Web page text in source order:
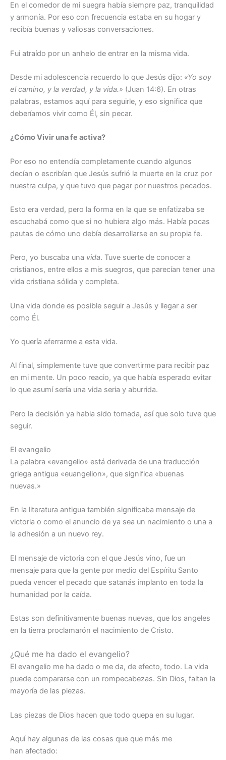
En el comedor de mi suegra había siempre paz, tranquilidad
y armonía. Por eso con frecuencia estaba en su hogar y
recibía buenas y valiosas conversaciones.
Fui atraído por un anhelo de entrar en la misma vida.
Desde mi adolescencia recuerdo lo que Jesús dijo: «Yo soy
el camino, y la verdad, y la vida.» (Juan 14:6). En otras
palabras, estamos aquí para seguirle, y eso significa que
deberíamos vivir como Él, sin pecar.
¿Cómo Vivir una fe activa?
Por eso no entendía completamente cuando algunos
decían o escribían que Jesús sufrió la muerte en la cruz por
nuestra culpa, y que tuvo que pagar por nuestros pecados.
Esto era verdad, pero la forma en la que se enfatizaba se
escuchabá como que si no hubiera algo más. Había pocas
pautas de cómo uno debía desarrollarse en su propia fe.
Pero, yo buscaba una vida. Tuve suerte de conocer a
cristianos, entre ellos a mis suegros, que parecían tener una
vida cristiana sólida y completa.
Una vida donde es posible seguir a Jesús y llegar a ser
como Él.
Yo quería aferrarme a esta vida.
Al final, simplemente tuve que convertirme para recibir paz
en mi mente. Un poco reacio, ya que había esperado evitar
lo que asumí sería una vida seria y aburrida.
Pero la decisión ya habia sido tomada, así que solo tuve que
seguir.
El evangelio
La palabra «evangelio» está derivada de una traducción
griega antigua «euangelion», que significa «buenas
nuevas.»
En la literatura antigua también significaba mensaje de
victoria o como el anuncio de ya sea un nacimiento o una a
la adhesión a un nuevo rey.
El mensaje de victoria con el que Jesús vino, fue un
mensaje para que la gente por medio del Espíritu Santo
pueda vencer el pecado que satanás implanto en toda la
humanidad por la caída.
Estas son definitivamente buenas nuevas, que los angeles
en la tierra proclamarón el nacimiento de Cristo.
¿Qué me ha dado el evangelio?
El evangelio me ha dado o me da, de efecto, todo. La vida
puede compararse con un rompecabezas. Sin Dios, faltan la
mayoría de las piezas.
Las piezas de Dios hacen que todo quepa en su lugar.
Aquí hay algunas de las cosas que que más me
han afectado: